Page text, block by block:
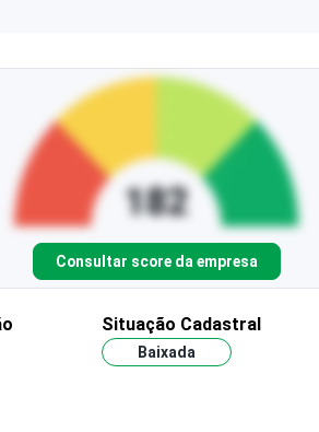
Consultar score da empresa
Situação Cadastral
Baixada